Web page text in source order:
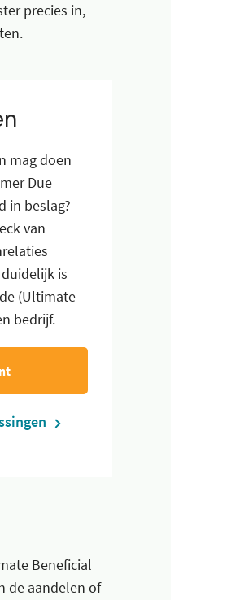
precies in,
mag doen
Due
in beslag?
van
is
(Ultimate
bedrijf.
Beneficial
de aandelen of